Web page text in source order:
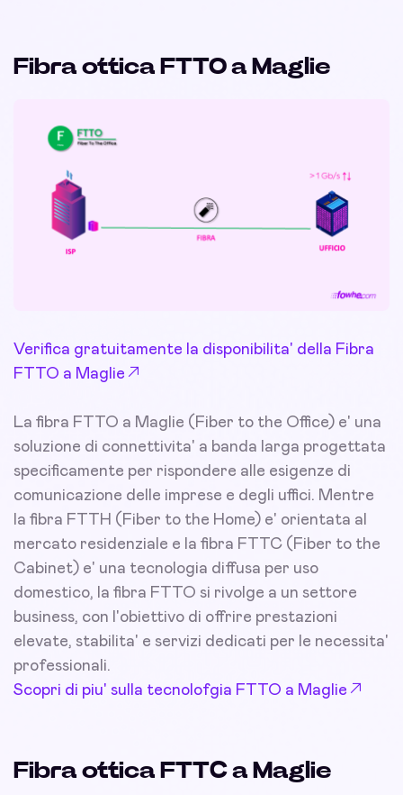
Fibra ottica FTTO a Maglie
Verifica gratuitamente la disponibilita' della Fibra
FTTO a Maglie
La fibra FTTO a Maglie (Fiber to the Office) e' una
soluzione di connettivita' a banda larga progettata
specificamente per rispondere alle esigenze di
comunicazione delle imprese e degli uffici. Mentre
la fibra FTTH (Fiber to the Home) e' orientata al
mercato residenziale e la fibra FTTC (Fiber to the
Cabinet) e' una tecnologia diffusa per uso
domestico, la fibra FTTO si rivolge a un settore
business, con l'obiettivo di offrire prestazioni
elevate, stabilita' e servizi dedicati per le necessita'
professionali.
Scopri di piu' sulla tecnolofgia FTTO a Maglie
Fibra ottica FTTC a Maglie